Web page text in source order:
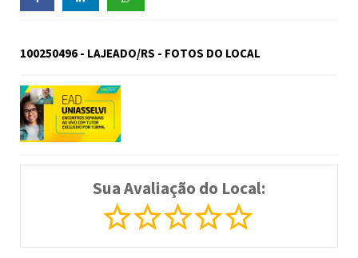
100250496 - LAJEADO/RS - FOTOS DO LOCAL
Sua Avaliação do Local: